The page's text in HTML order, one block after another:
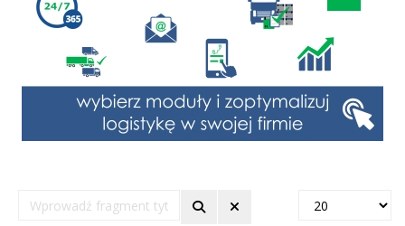
Wprowadź
fragment
Pokaż